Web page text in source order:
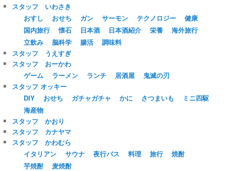
スタッフ いわさき
おすし
おせち ガン サーモン テクノロジー
健康
国内旅行
懐石 日本酒 日本酒紹介 栄養
海外旅行
立飲み
脳科学 腸活
調味料
スタッフ うえすぎ
スタッフ おーかわ
ゲーム
ラーメン ランチ 居酒屋
鬼滅の刃
スタッフ オッキー
DIY
おせち ガチャガチャ かに さつまいも
ミニ四駆
海産物
スタッフ かおり
スタッフ カナヤマ
スタッフ かわむら
イタリアン
サウナ 夜行バス 料理 旅行
焼酎
芋焼酎
麦焼酎